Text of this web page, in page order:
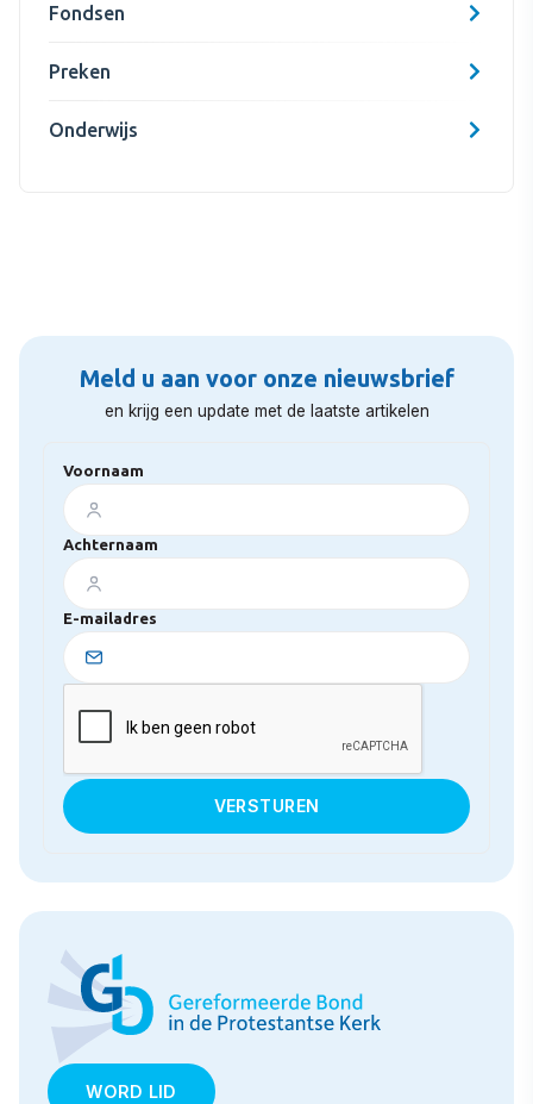
Fondsen
Preken
Onderwijs
Meld u aan voor onze nieuwsbrief
en krijg een update met de laatste artikelen
Voornaam
Achternaam
E-mailadres
WORD LID